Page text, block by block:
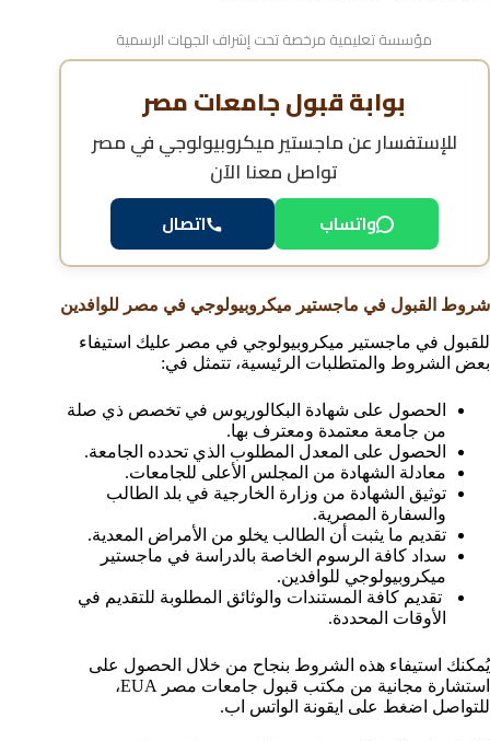
مؤسسة تعليمية مرخصة تحت إشراف الجهات الرسمية
بوابة قبول جامعات مصر
للإستفسار عنماجستير ميكروبيولوجي في مصر
تواصل معنا الآن
واتساب اتصال
شروط القبول في ماجستير ميكروبيولوجي في مصر للوافدين
للقبول في ماجستير ميكروبيولوجي في مصر عليك استيفاء
بعض الشروط والمتطلبات الرئيسية، تتمثل في:
الحصول على شهادة البكالوريوس في تخصص ذي صلة
من جامعة معتمدة ومعترف بها.
الحصول على المعدل المطلوب الذي تحدده الجامعة.
معادلة الشهادة من المجلس الأعلى للجامعات.
توثيق الشهادة من وزارة الخارجية في بلد الطالب
والسفارة المصرية.
تقديم ما يثبت أن الطالب يخلو من الأمراض المعدية.
سداد كافة الرسوم الخاصة بالدراسة في ماجستير
ميكروبيولوجي للوافدين.
تقديم كافة المستندات والوثائق المطلوبة للتقديم في
الأوقات المحددة.
يُمكنك استيفاء هذه الشروط بنجاح من خلال الحصول على
استشارة مجانية من مكتب قبول جامعات مصر EUA،
للتواصل اضغط على ايقونة الواتس اب.